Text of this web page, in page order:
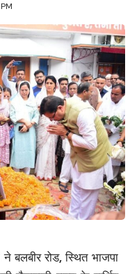
बलबीर रोड,स्थित भाजपा